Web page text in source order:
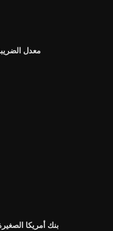
معدل
بنك أمريكا